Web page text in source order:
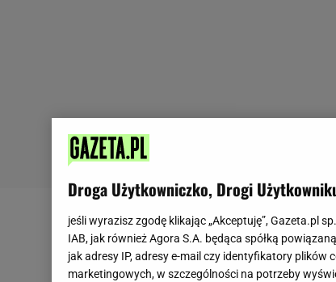
Droga Użytkowniczko, Drogi
jeśli wyrazisz zgodę klikając „Akceptuję”, Gazeta.pl
IAB, jak również Agora S.A. będąca spółką
jak adresy IP, adresy e-mail czy identyfikatory
marketingowych, w szczególności na potrzeby